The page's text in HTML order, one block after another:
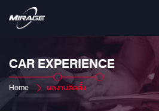
CAR EXPERIENCE
Home ผลงานติดตั้ง